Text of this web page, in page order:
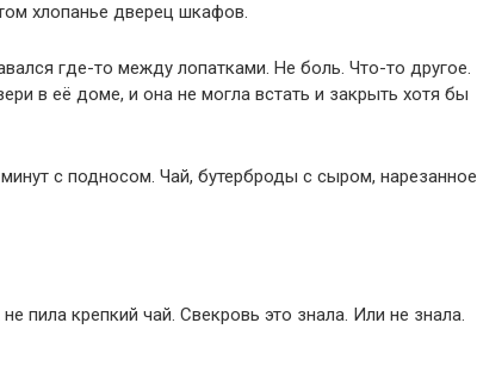
хлопанье дверец шкафов.
где-то между лопатками. Не боль. Что-то другое.
в её доме, и она не могла встать и закрыть хотя бы
с подносом. Чай, бутерброды с сыром, нарезанное
пила крепкий чай. Свекровь это знала. Или не знала.